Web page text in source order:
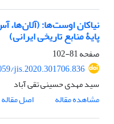
نیاکان اوست‌ها:
پایۀ منابع تاریخی ایرانی)
صفحه81-102
jis.2020.301706.836
سید مهدی حسینی تقی آباد
مشاهده مقاله
اصل مقاله